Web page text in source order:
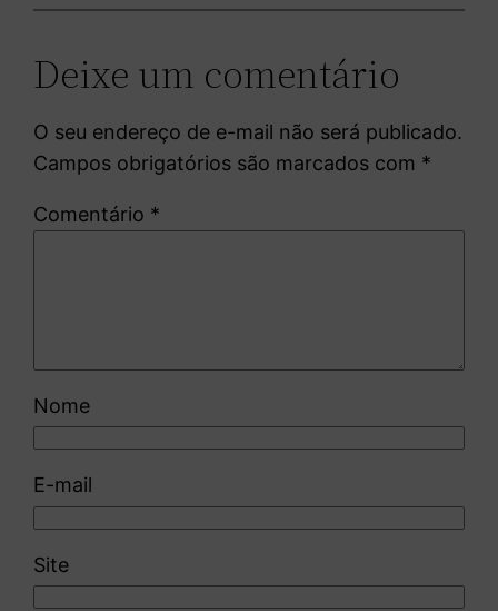
Deixe um comentário
O seu endereço de e-mail não será publicado.
Campos obrigatórios são marcados com *
Comentário *
Nome
E-mail
Site